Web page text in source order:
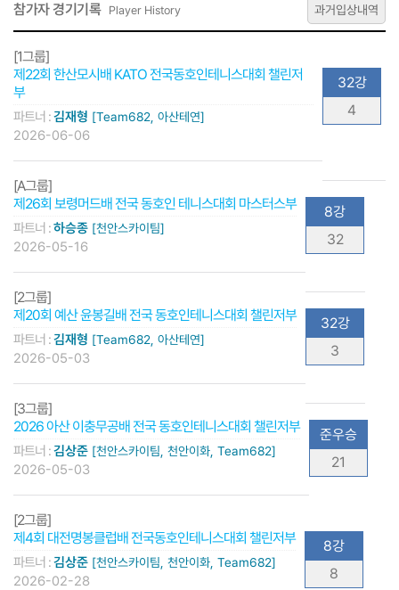
참가자 경기기록 Player History 과거입상내역
[1그룹]
제22회 한산모시배 KATO 전국동호인테니스대회 챌린저
부
파트너 :김재형 [Team682, 아산테연]
2026-06-06
32강
4
[A그룹]
제26회 보령머드배 전국 동호인 테니스대회 마스터스부
파트너 :하승종 [천안스카이팀]
2026-05-16
8강
32
[2그룹]
제20회 예산 윤봉길배 전국 동호인테니스대회 챌린저부
파트너 :김재형 [Team682, 아산테연]
2026-05-03
32강
3
[3그룹]
2026 아산 이충무공배 전국 동호인테니스대회 챌린저부
파트너 :김상준 [천안스카이팀, 천안이화, Team682]
2026-05-03
준우승
21
[2그룹]
제4회 대전명봉클럽배 전국동호인테니스대회 챌린저부
파트너 :김상준 [천안스카이팀, 천안이화, Team682]
2026-02-28
8강
8